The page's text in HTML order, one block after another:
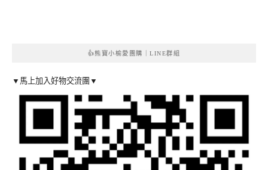
👍熊寶小榆愛團購｜LINE群組
▼馬上加入好物交流團▼